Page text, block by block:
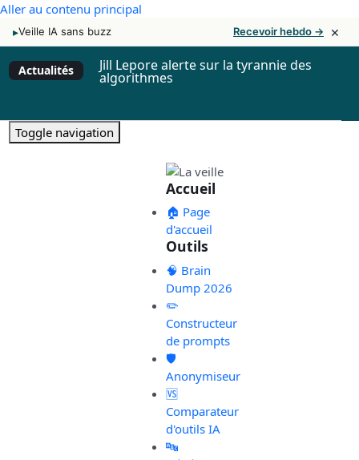
Aller au contenu principal
▸Veille IA sans buzz Recevoir hebdo → ×
Actualités Jill Lepore alerte sur la tyrannie des
algorithmes
Toggle navigation
Accueil
🏠 Page
d'accueil
Outils
🧠 Brain
Dump 2026
✏️
Constructeur
de prompts
🛡️
Anonymiseur
🆚
Comparateur
d'outils IA
🔤